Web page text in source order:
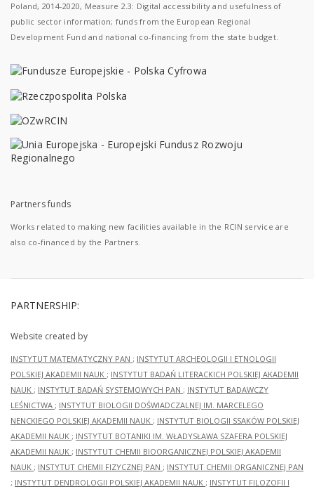
Poland, 2014-2020, Measure 2.3: Digital accessibility and usefulness of
public sector information; funds from the European Regional
Development Fund and national co-financing from the state budget.
Partners funds
Works related to making new facilities available in the RCIN service are
also co-financed by the Partners.
PARTNERSHIP:
Website created by
INSTYTUT MATEMATYCZNY PAN ; INSTYTUT ARCHEOLOGII I ETNOLOGII
POLSKIEJ AKADEMII NAUK ; INSTYTUT BADAŃ LITERACKICH POLSKIEJ AKADEMII
NAUK ; INSTYTUT BADAŃ SYSTEMOWYCH PAN ; INSTYTUT BADAWCZY
LEŚNICTWA ; INSTYTUT BIOLOGII DOŚWIADCZALNEJ IM. MARCELEGO
NENCKIEGO POLSKIEJ AKADEMII NAUK ; INSTYTUT BIOLOGII SSAKÓW POLSKIEJ
AKADEMII NAUK ; INSTYTUT BOTANIKI IM. WŁADYSŁAWA SZAFERA POLSKIEJ
AKADEMII NAUK ; INSTYTUT CHEMII BIOORGANICZNEJ POLSKIEJ AKADEMII
NAUK ; INSTYTUT CHEMII FIZYCZNEJ PAN ; INSTYTUT CHEMII ORGANICZNEJ PAN
; INSTYTUT DENDROLOGII POLSKIEJ AKADEMII NAUK ; INSTYTUT FILOZOFII I